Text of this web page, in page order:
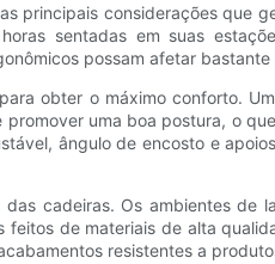
considerações que
sentadas em suas
possam afetar
obter o máximo conforto.
uma boa postura, o
ângulo de encosto e
cadeiras. Os ambientes
de materiais de alta
resistentes a